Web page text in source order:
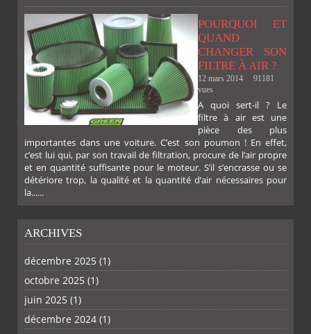
PLUS
POURQUOI ET
QUAND
CHANGER SON
FILTRE À AIR ?
12 mars 2014
91181
vues
A quoi sert-il ? Le
filtre à air est une
pièce des plus
importantes dans une voiture. C’est son poumon ! En effet,
c’est lui qui, par son travail de filtration, procure de l’air propre
et en quantité suffisante pour le moteur. S’il s’encrasse ou se
détériore trop, la qualité et la quantité d’air nécessaires pour
la......
ARCHIVES
décembre 2025 (1)
octobre 2025 (1)
juin 2025 (1)
décembre 2024 (1)